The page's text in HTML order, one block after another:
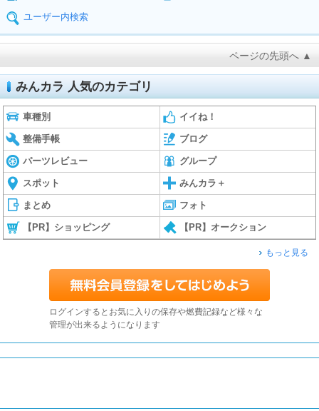
ユーザー内検索
ページの先頭へ ▲
みんカラ 人気のカテゴリ
車種別 イイね！
整備手帳 ブログ
パーツレビュー グループ
スポット みんカラ＋
まとめ フォト
【PR】ショッピング 【PR】オークション
もっと見る
ログインするとお気に入りの保存や燃費記録など様々な
管理が出来るようになります